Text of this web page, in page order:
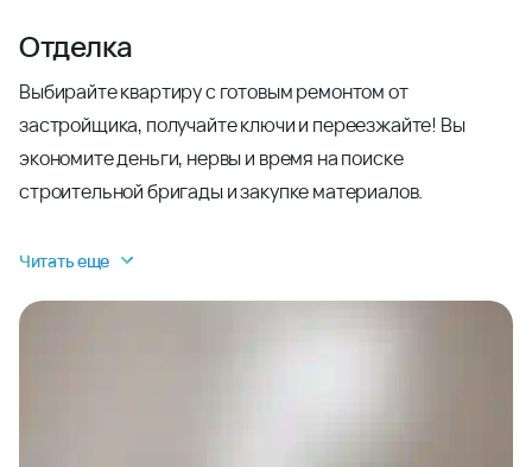
Отделка
Выбирайте квартиру с готовым ремонтом от
застройщика, получайте ключи и переезжайте! Вы
экономите деньги, нервы и время на поиске
строительной бригады и закупке материалов.
Читать еще